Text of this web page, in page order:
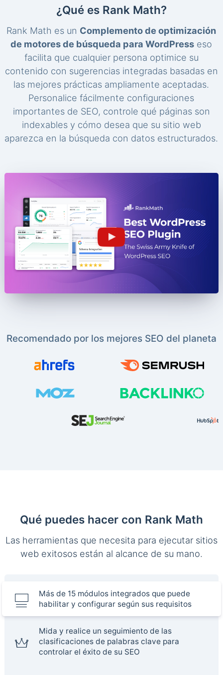
¿Qué es Rank Math?
Rank Math es un Complemento de optimización
de motores de búsqueda para WordPress eso
facilita que cualquier persona optimice su
contenido con sugerencias integradas basadas en
las mejores prácticas ampliamente aceptadas.
Personalice fácilmente configuraciones
importantes de SEO, controle qué páginas son
indexables y cómo desea que su sitio web
aparezca en la búsqueda con datos estructurados.
Recomendado por los mejores SEO del planeta
Qué puedes hacer con Rank Math
Las herramientas que necesita para ejecutar sitios
web exitosos están al alcance de su mano.
Más de 15 módulos integrados que puede
habilitar y configurar según sus requisitos
Mida y realice un seguimiento de las
clasificaciones de palabras clave para
controlar el éxito de su SEO